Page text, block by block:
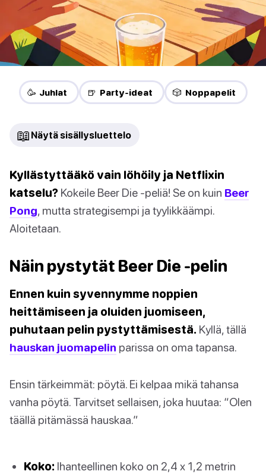
🥳 Juhlat 🍺 Party-ideat 🎲 Noppapelit
📖 Näytä sisällysluettelo
Kyllästyttääkö vain löhöily ja Netflixin
katselu? Kokeile Beer Die -peliä! Se on kuin Beer
Pong, mutta strategisempi ja tyylikkäämpi.
Aloitetaan.
Näin pystytät Beer Die -pelin
Ennen kuin syvennymme noppien
heittämiseen ja oluiden juomiseen,
puhutaan pelin pystyttämisestä. Kyllä, tällä
hauskan juomapelin parissa on oma tapansa.
Ensin tärkeimmät: pöytä. Ei kelpaa mikä tahansa
vanha pöytä. Tarvitset sellaisen, joka huutaa: “Olen
täällä pitämässä hauskaa.”
Koko: Ihanteellinen koko on 2,4 x 1,2 metrin